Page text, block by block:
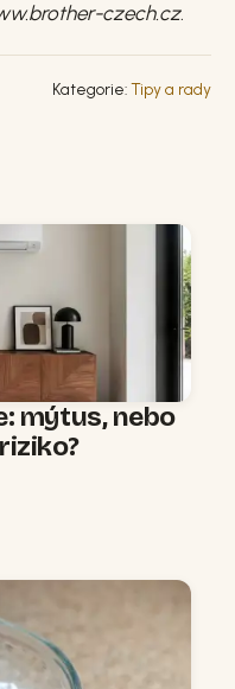
czech.cz.
Kategorie:Tipy a rady
mýtus, nebo